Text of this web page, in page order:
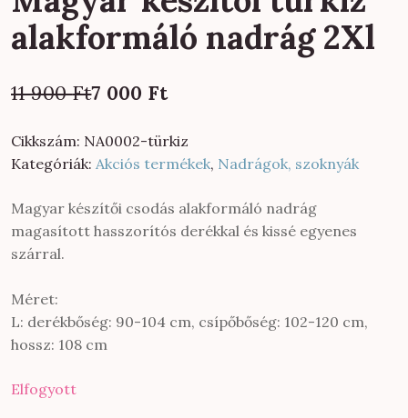
alakformáló nadrág 2Xl
11 900Ft
Original
was:
11
7 000 Ft
Current
is:
7
Cikkszám: NA0002-türkiz
Kategóriák: Akciós termékek, Nadrágok, szoknyák
Magyar készítői csodás alakformáló nadrág
magasított hasszorítós derékkal és kissé egyenes
szárral.
Méret:
L: derékbőség: 90-104 cm, csípőbőség: 102-120 cm,
hossz: 108 cm
Elfogyott